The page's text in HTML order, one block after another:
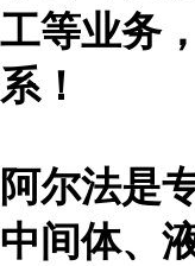
工等业务
系！
阿尔法是
中间体、